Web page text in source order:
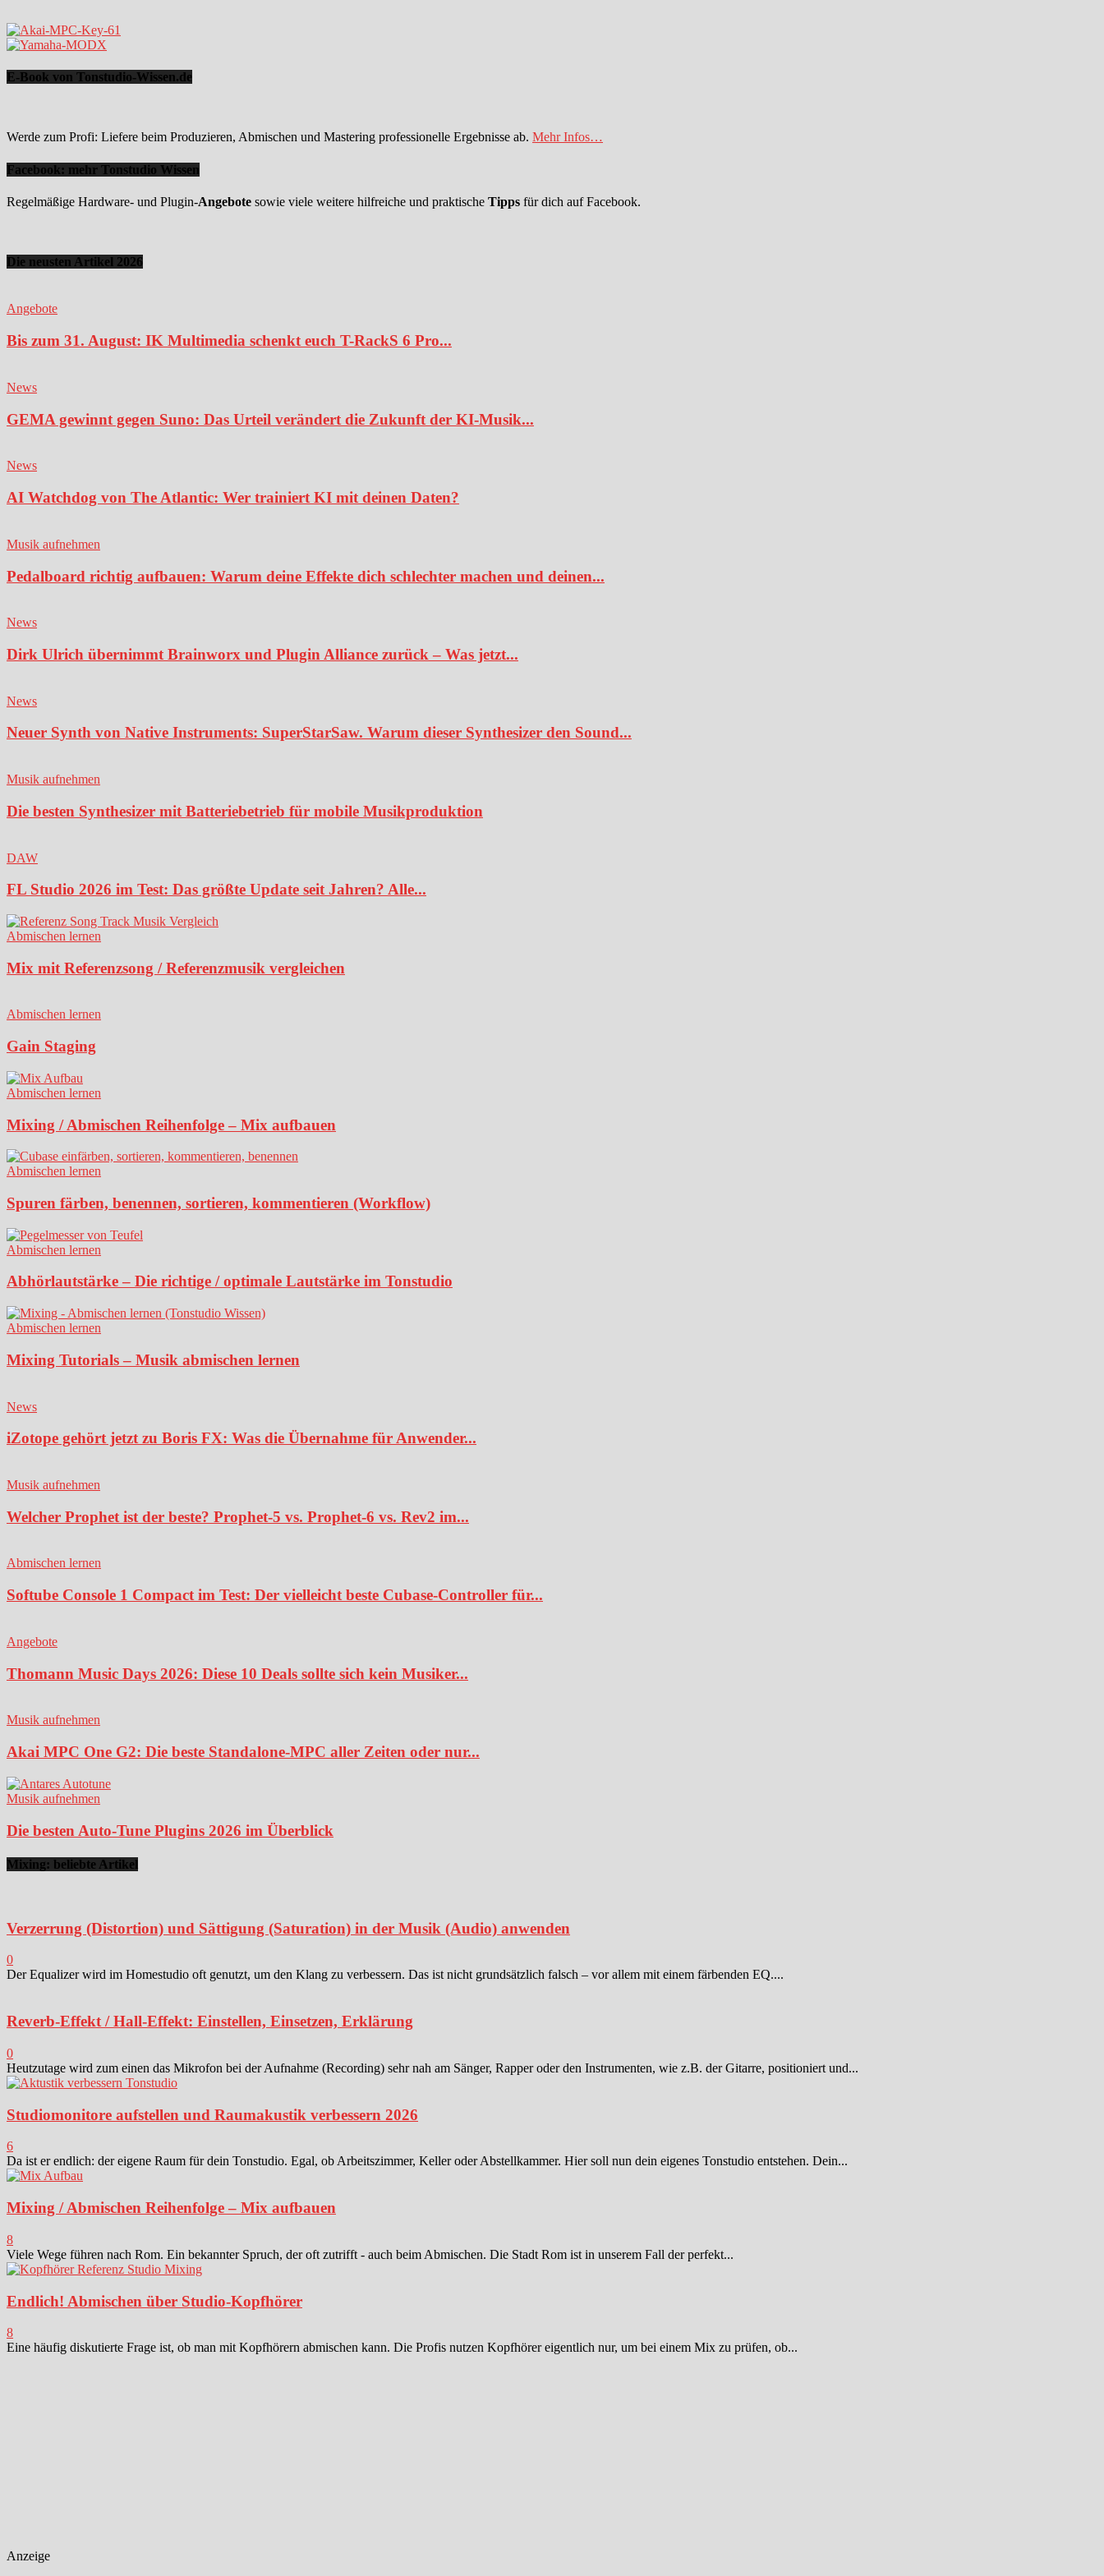
E-Book von Tonstudio-Wissen.de
Werde zum Profi: Liefere beim Produzieren, Abmischen und Mastering professionelle Ergebnisse ab. Mehr Infos…
Facebook: mehr Tonstudio Wissen
Regelmäßige Hardware- und Plugin-Angebote sowie viele weitere hilfreiche und praktische Tipps für dich auf Facebook.
Die neusten Artikel 2026
Angebote
Bis zum 31. August: IK Multimedia schenkt euch T-RackS 6 Pro...
News
GEMA gewinnt gegen Suno: Das Urteil verändert die Zukunft der KI-Musik...
News
AI Watchdog von The Atlantic: Wer trainiert KI mit deinen Daten?
Musik aufnehmen
Pedalboard richtig aufbauen: Warum deine Effekte dich schlechter machen und deinen...
News
Dirk Ulrich übernimmt Brainworx und Plugin Alliance zurück – Was jetzt...
News
Neuer Synth von Native Instruments: SuperStarSaw. Warum dieser Synthesizer den Sound...
Musik aufnehmen
Die besten Synthesizer mit Batteriebetrieb für mobile Musikproduktion
DAW
FL Studio 2026 im Test: Das größte Update seit Jahren? Alle...
Abmischen lernen
Mix mit Referenzsong / Referenzmusik vergleichen
Abmischen lernen
Gain Staging
Abmischen lernen
Mixing / Abmischen Reihenfolge – Mix aufbauen
Abmischen lernen
Spuren färben, benennen, sortieren, kommentieren (Workflow)
Abmischen lernen
Abhörlautstärke – Die richtige / optimale Lautstärke im Tonstudio
Abmischen lernen
Mixing Tutorials – Musik abmischen lernen
News
iZotope gehört jetzt zu Boris FX: Was die Übernahme für Anwender...
Musik aufnehmen
Welcher Prophet ist der beste? Prophet-5 vs. Prophet-6 vs. Rev2 im...
Abmischen lernen
Softube Console 1 Compact im Test: Der vielleicht beste Cubase-Controller für...
Angebote
Thomann Music Days 2026: Diese 10 Deals sollte sich kein Musiker...
Musik aufnehmen
Akai MPC One G2: Die beste Standalone-MPC aller Zeiten oder nur...
Musik aufnehmen
Die besten Auto-Tune Plugins 2026 im Überblick
Mixing: beliebte Artikel
Verzerrung (Distortion) und Sättigung (Saturation) in der Musik (Audio) anwenden
0
Der Equalizer wird im Homestudio oft genutzt, um den Klang zu verbessern. Das ist nicht grundsätzlich falsch – vor allem mit einem färbenden EQ....
Reverb-Effekt / Hall-Effekt: Einstellen, Einsetzen, Erklärung
0
Heutzutage wird zum einen das Mikrofon bei der Aufnahme (Recording) sehr nah am Sänger, Rapper oder den Instrumenten, wie z.B. der Gitarre, positioniert und...
Studiomonitore aufstellen und Raumakustik verbessern 2026
6
Da ist er endlich: der eigene Raum für dein Tonstudio. Egal, ob Arbeitszimmer, Keller oder Abstellkammer. Hier soll nun dein eigenes Tonstudio entstehen. Dein...
Mixing / Abmischen Reihenfolge – Mix aufbauen
8
Viele Wege führen nach Rom. Ein bekannter Spruch, der oft zutrifft - auch beim Abmischen. Die Stadt Rom ist in unserem Fall der perfekt...
Endlich! Abmischen über Studio-Kopfhörer
8
Eine häufig diskutierte Frage ist, ob man mit Kopfhörern abmischen kann. Die Profis nutzen Kopfhörer eigentlich nur, um bei einem Mix zu prüfen, ob...
Anzeige